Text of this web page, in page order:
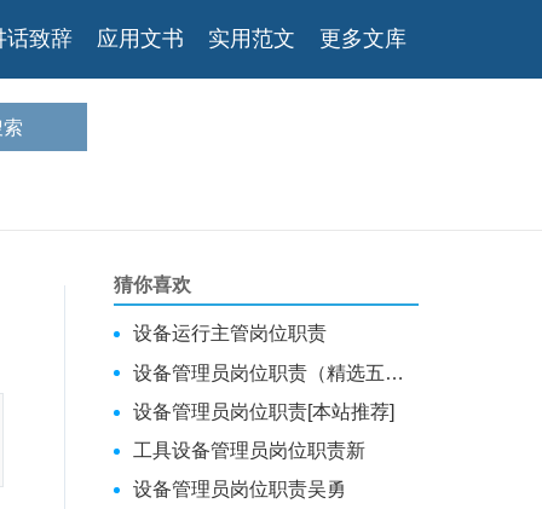
话致辞 应用文书 实用范文 更多文库
猜你喜欢
设备运行主管岗位职责
设备管理员岗位职责（精选五篇）
设备管理员岗位职责[本站推荐]
工具设备管理员岗位职责新
设备管理员岗位职责吴勇